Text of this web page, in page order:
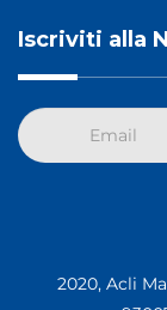
Iscriviti alla
2020, Acli